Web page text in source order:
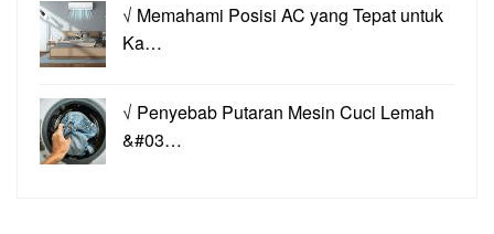
√ Memahami Posisi AC yang Tepat untuk
Ka…
√ Penyebab Putaran Mesin Cuci Lemah
&#03…